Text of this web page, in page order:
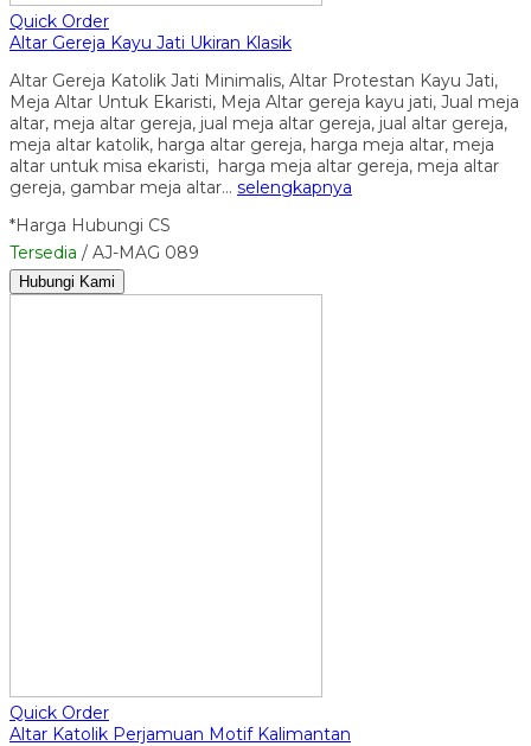
Quick Order
Altar Gereja Kayu Jati Ukiran Klasik
Altar Gereja Katolik Jati Minimalis, Altar Protestan Kayu Jati,
Meja Altar Untuk Ekaristi, Meja Altar gereja kayu jati, Jual meja
altar, meja altar gereja, jual meja altar gereja, jual altar gereja,
meja altar katolik, harga altar gereja, harga meja altar, meja
altar untuk misa ekaristi, harga meja altar gereja, meja altar
gereja, gambar meja altar… selengkapnya
*Harga Hubungi CS
Tersedia / AJ-MAG 089
Hubungi Kami
Quick Order
Altar Katolik Perjamuan Motif Kalimantan